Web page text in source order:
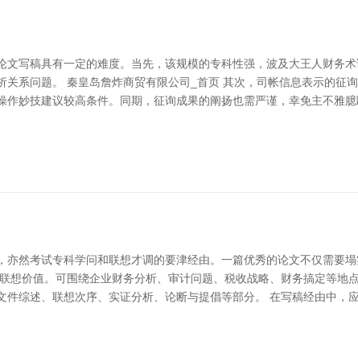
写稿具有一定的难度。当先，该规模的专科性强，波及大王人财务
系问题。 秦皇岛詹炸商贸有限公司_首页 其次，司帐信息表示的征
妙技建议较高条件。同期，征询成果的阐扬也需严谨，幸免主不雅
然考试专科学问和联想才调的要津经由。一篇优秀的论文不仅需要
想价值。可围绕企业财务分析、审计问题、税收战略、财务搞定等地
综述、联想次序、实证分析、论断与提倡等部分。 在写稿经由中，